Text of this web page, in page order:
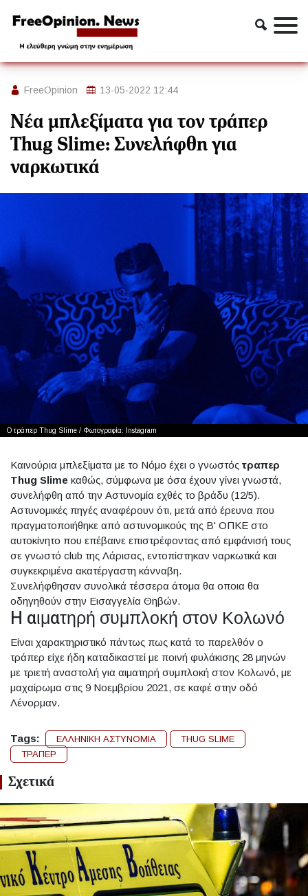
Ασφάλεια
Αστυνομία
Νέα μπλεξίματα για τον τράπερ Thug Slime: Συνελήφθη για
ναρκωτικά
FreeOpinion 13-05-2022 12:44
Νέα μπλεξίματα για τον τράπερ
Thug Slime: Συνελήφθη για
ναρκωτικά
Ο τράπερ Thug Slime / Φωτογραφία: Instagram
Καινούρια μπλεξίματα με το Νόμο έχει ο γνωστός τραπερ
Thug Slime καθώς, σύμφωνα με όσα έχουν γίνει γνωστά,
συνελήφθη από την Αστυνομία εχθές το βράδυ (12/5).
Αστυνομικές πηγές αναφέρουν ότι, μετά από έρευνα που
πραγματοποιήθηκε από αστυνομικούς της Β' ΟΠΚΕ στο
αυτοκίνητο που επέβαινε επιστρέφοντας από εμφάνισή τους
σε γνωστό club της Λάρισας, εντοπίστηκαν ναρκωτικά και
συγκεκριμένα ακατέργαστη κάνναβη.
Συνελήφθησαν συνολικά τέσσερα άτομα θα οποια θα
οδηγηθούν στην Εισαγγελία Θηβών.
H αιματηρή συμπλοκή στον Κολωνό
Είναι χαρακτηριστικό πάντως πως κατά το παρελθόν ο
τράπερ είχε ήδη καταδικαστεί με ποινή φυλάκισης 28 μηνών
με τριετή αναστολή για αιματηρή συμπλοκή στον Κολωνό, με
μαχαίρωμα στις 9 Νοεμβρίου 2021, σε καφέ στην οδό
Λένορμαν.
Tags: ΕΛΛΗΝΙΚΗ ΑΣΤΥΝΟΜΙΑ
THUG SLIME
ΤΡΑΠΕΡ
Σχετικά